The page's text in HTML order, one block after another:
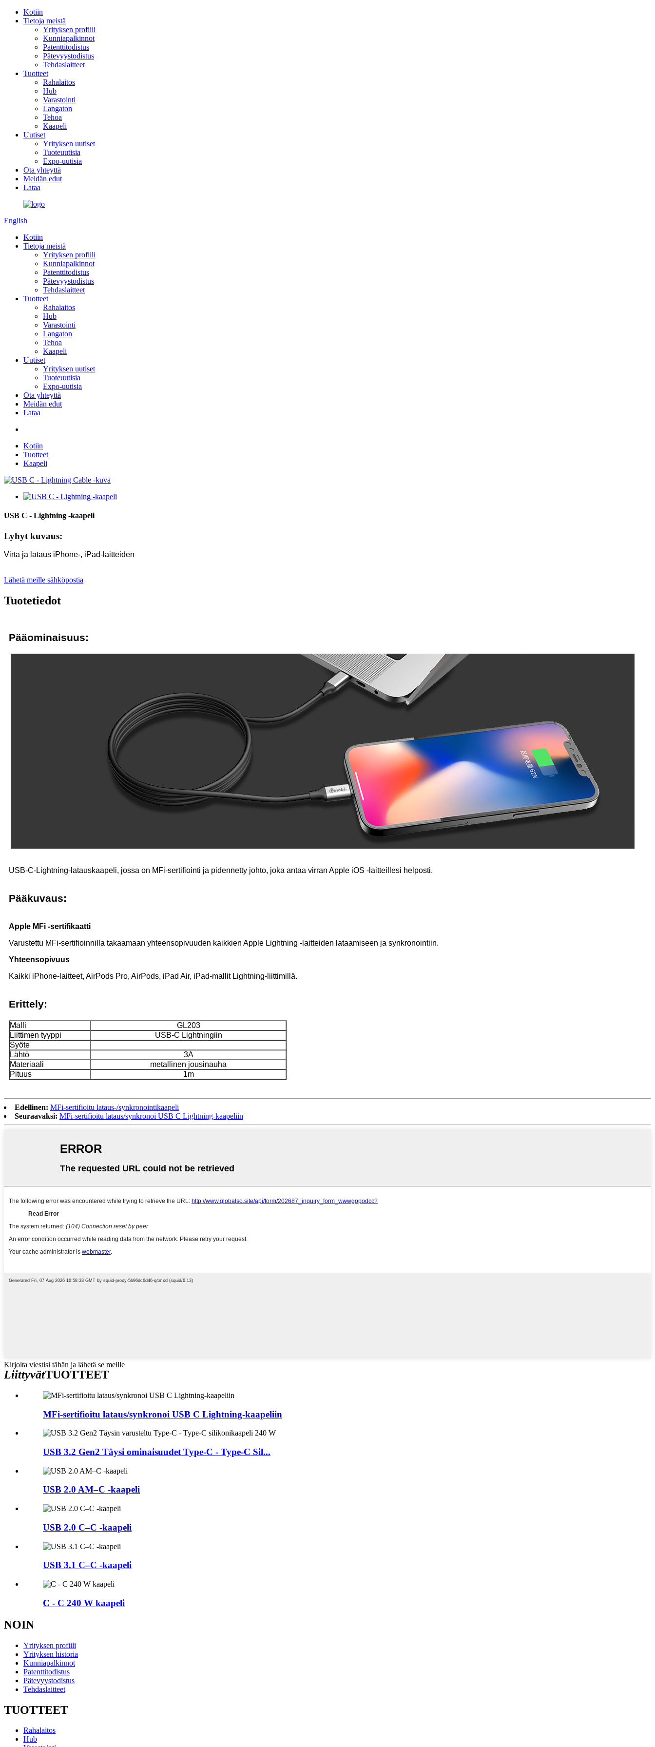
Kotiin
Tietoja meistä
Yrityksen profiili
Kunniapalkinnot
Patenttitodistus
Pätevyystodistus
Tehdaslaitteet
Tuotteet
Rahalaitos
Hub
Varastointi
Langaton
Tehoa
Kaapeli
Uutiset
Yrityksen uutiset
Tuoteuutisia
Expo-uutisia
Ota yhteyttä
Meidän edut
Lataa
English
Kotiin
Tietoja meistä
Yrityksen profiili
Kunniapalkinnot
Patenttitodistus
Pätevyystodistus
Tehdaslaitteet
Tuotteet
Rahalaitos
Hub
Varastointi
Langaton
Tehoa
Kaapeli
Uutiset
Yrityksen uutiset
Tuoteuutisia
Expo-uutisia
Ota yhteyttä
Meidän edut
Lataa
Kotiin
Tuotteet
Kaapeli
USB C - Lightning -kaapeli
Lyhyt kuvaus:
Virta ja lataus iPhone-, iPad-laitteiden
Lähetä meille sähköpostia
Tuotetiedot
Pääominaisuus:
USB-C-Lightning-latauskaapeli, jossa on MFi-sertifiointi ja pidennetty johto, joka antaa virran Apple iOS -laitteillesi helposti.
Pääkuvaus:
Apple MFi -sertifikaatti
Varustettu MFi-sertifioinnilla takaamaan yhteensopivuuden kaikkien Apple Lightning -laitteiden lataamiseen ja synkronointiin.
Yhteensopivuus
Kaikki iPhone-laitteet, AirPods Pro, AirPods, iPad Air, iPad-mallit Lightning-liittimillä.
Erittely:
Malli
GL203
Liittimen tyyppi
USB-C Lightningiin
Syöte
Lähtö
3A
Materiaali
metallinen jousinauha
Pituus
1m
Edellinen: MFi-sertifioitu lataus-/synkronointikaapeli
Seuraavaksi: MFi-sertifioitu lataus/synkronoi USB C Lightning-kaapeliin
Kirjoita viestisi tähän ja lähetä se meille
LiittyvätTUOTTEET
MFi-sertifioitu lataus/synkronoi USB C Lightning-kaapeliin
USB 3.2 Gen2 Täysi ominaisuudet Type-C - Type-C Sil...
USB 2.0 AM–C -kaapeli
USB 2.0 C–C -kaapeli
USB 3.1 C–C -kaapeli
C - C 240 W kaapeli
NOIN
Yrityksen profiili
Yrityksen historia
Kunniapalkinnot
Patenttitodistus
Pätevyystodistus
Tehdaslaitteet
TUOTTEET
Rahalaitos
Hub